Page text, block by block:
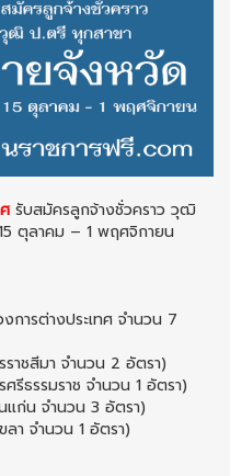
รับสมัครลูกจ้างชั่วคราว วุฒิ
ตุลาคม – 1 พฤศจิกายน
การต่างประเทศ จำนวน 7
าชสีมา จํานวน 2 อัตรา)
รีธรรมราช จํานวน 1 อัตรา)
แก่น จํานวน 3 อัตรา)
า จํานวน 1 อัตรา)